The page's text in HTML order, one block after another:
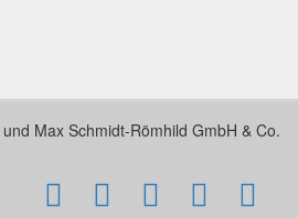
Max Schmidt-Römhild GmbH & Co.